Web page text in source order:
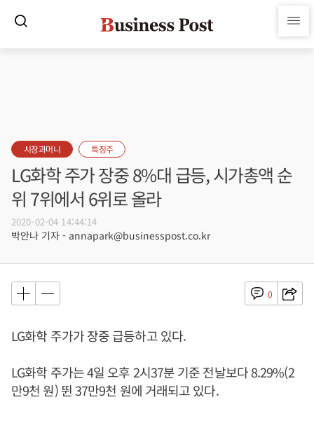
시장과머니 특징주
LG화학 주가 장중 8%대 급등, 시가총액 순
위 7위에서 6위로 올라
2020-02-04 14:44:14
박안나 기자 - annapark@businesspost.co.kr
0
LG화학 주가가 장중 급등하고 있다.
LG화학 주가는 4일 오후 2시37분 기준 전날보다 8.29%(2
만9천 원) 뛴 37만9천 원에 거래되고 있다.